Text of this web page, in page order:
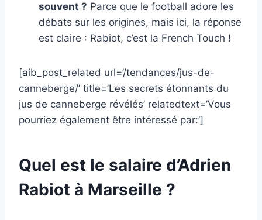
souvent ? Parce que le football adore les
débats sur les origines, mais ici, la réponse
est claire : Rabiot, c’est la French Touch !
[aib_post_related url=’/tendances/jus-de-
canneberge/’ title=’Les secrets étonnants du
jus de canneberge révélés’ relatedtext=’Vous
pourriez également être intéressé par:’]
Quel est le salaire d’Adrien
Rabiot à Marseille ?